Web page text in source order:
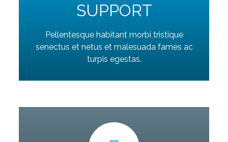
SUPPORT
Pellentesque habitant morbi tristique
senectus et netus et malesuada fames ac
turpis egestas.